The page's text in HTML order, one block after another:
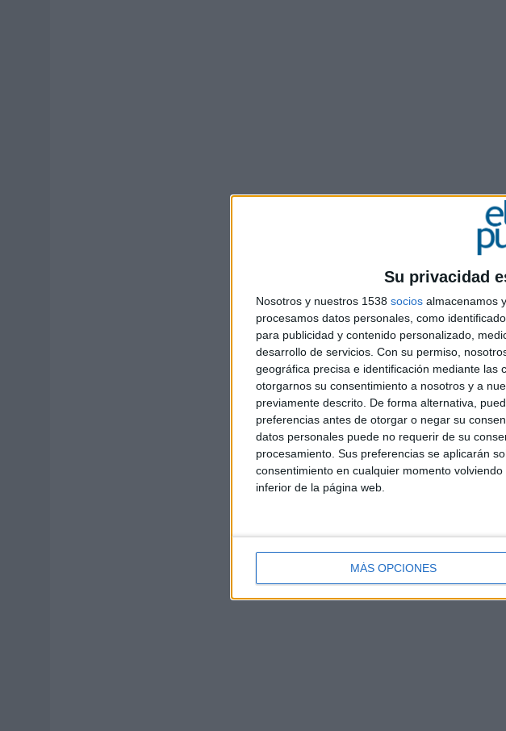
Su privacidad
Nosotros y nuestros 1538 socios almacenamos
procesamos datos personales, como
para publicidad y contenido personalizado,
desarrollo de servicios. Con su permiso,
geográfica precisa e identificación mediante las
otorgarnos su consentimiento a nosotros y a
previamente descrito. De forma alternativa,
preferencias antes de otorgar o negar su
datos personales puede no requerir de su
procesamiento. Sus preferencias se aplicarán
consentimiento en cualquier momento
inferior de la página web.
MÁS OPCIONES